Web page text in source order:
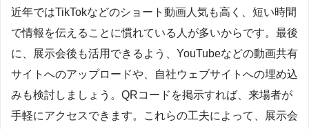
近年ではTikTokなどのショート動画人気も高く、短い時間
で情報を伝えることに慣れている人が多いからです。最後
に、展示会後も活用できるよう、YouTubeなどの動画共有
サイトへのアップロードや、自社ウェブサイトへの埋め込
みも検討しましょう。QRコードを掲示すれば、来場者が
手軽にアクセスできます。これらの工夫によって、展示会